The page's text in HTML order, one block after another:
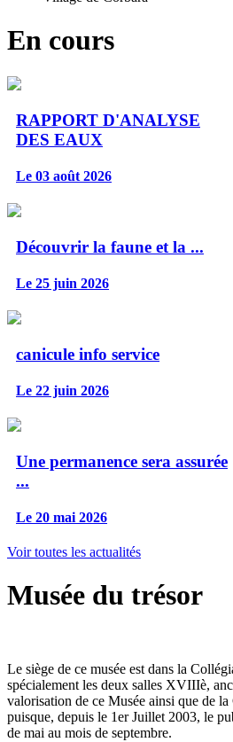
En cours
RAPPORT D'ANALYSE
DES EAUX
Le 03 août 2026
Découvrir la faune et la ...
Le 25 juin 2026
canicule info service
Le 22 juin 2026
Une permanence sera assurée
...
Le 20 mai 2026
Voir toutes les actualités
Musée du trésor
Le siège de ce musée est dans la
spécialement les deux salles XVIIIè,
valorisation de ce Musée ainsi que de
puisque, depuis le 1er Juillet 2003, le
de mai au mois de septembre.